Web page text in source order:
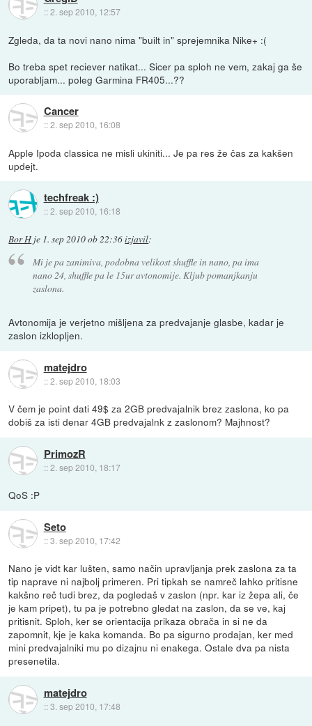
::2. sep 2010, 12:57
Zgleda, da ta novi nano nima "built in" sprejemnika Nike+ :(
Bo treba spet reciever natikat... Sicer pa sploh ne vem, zakaj ga še
uporabljam... poleg Garmina FR405...??
Cancer
::2. sep 2010, 16:08
Apple Ipoda classica ne misli ukiniti... Je pa res že čas za kakšen
updejt.
techfreak :)
::2. sep 2010, 16:18
Bor H je 1. sep 2010 ob 22:36izjavil:
Mi je pa zanimiva, podobna velikost shuffle in nano, pa ima
nano 24, shuffle pa le 15ur avtonomije. Kljub pomanjkanju
zaslona.
Avtonomija je verjetno mišljena za predvajanje glasbe, kadar je
zaslon izklopljen.
matejdro
::2. sep 2010, 18:03
V čem je point dati 49$ za 2GB predvajalnik brez zaslona, ko pa
dobiš za isti denar 4GB predvajalnk z zaslonom? Majhnost?
PrimozR
::2. sep 2010, 18:17
QoS :P
Seto
::3. sep 2010, 17:42
Nano je vidt kar lušten, samo način upravljanja prek zaslona za ta
tip naprave ni najbolj primeren. Pri tipkah se namreč lahko pritisne
kakšno reč tudi brez, da pogledaš v zaslon (npr. kar iz žepa ali, če
je kam pripet), tu pa je potrebno gledat na zaslon, da se ve, kaj
pritisnit. Sploh, ker se orientacija prikaza obrača in si ne da
zapomnit, kje je kaka komanda. Bo pa sigurno prodajan, ker med
mini predvajalniki mu po dizajnu ni enakega. Ostale dva pa nista
presenetila.
matejdro
::3. sep 2010, 17:48